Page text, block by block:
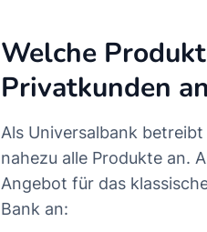
Welche
Privatkunden
Als Universalbank
nahezu alle Produkte an.
Angebot für das
Bank an: